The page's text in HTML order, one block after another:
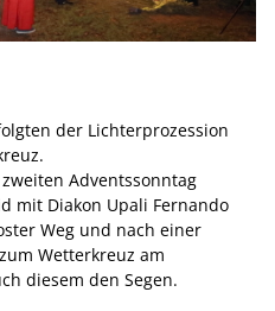
der Lichterprozession
Adventssonntag
mit Diakon Upali Fernando
Weg und nach einer
Wetterkreuz am
diesem den Segen.